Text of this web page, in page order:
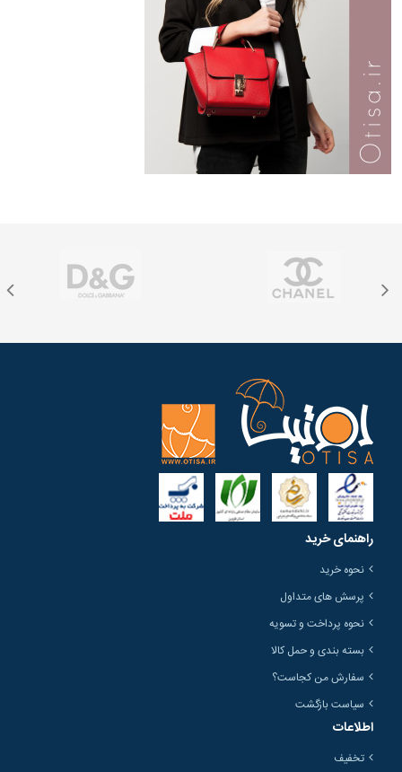
راهنمای خرید
نحوه خرید
پرسش های متداول
نحوه پرداخت و تسویه
بسته بندی و حمل کالا
سفارش من کجاست؟
سیاست بازگشت
اطلاعات
تخفیف